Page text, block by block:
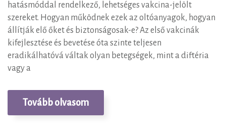
hatásmóddal rendelkező, lehetséges vakcina-jelölt
szereket. Hogyan működnek ezek az oltóanyagok, hogyan
állítják elő őket és biztonságosak-e? Az első vakcinák
kifejlesztése és bevetése óta szinte teljesen
eradikálhatóvá váltak olyan betegségek, mint a diftéria
vagy a
Tovább olvasom